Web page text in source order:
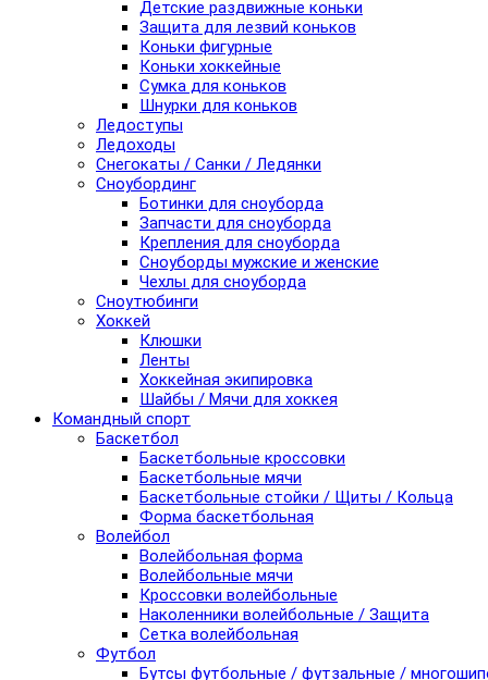
Детские раздвижные коньки
Защита для лезвий коньков
Коньки фигурные
Коньки хоккейные
Сумка для коньков
Шнурки для коньков
Ледоступы
Ледоходы
Снегокаты / Санки / Ледянки
Сноубординг
Ботинки для сноуборда
Запчасти для сноуборда
Крепления для сноуборда
Сноуборды мужские и женские
Чехлы для сноуборда
Сноутюбинги
Хоккей
Клюшки
Ленты
Хоккейная экипировка
Шайбы / Мячи для хоккея
Командный спорт
Баскетбол
Баскетбольные кроссовки
Баскетбольные мячи
Баскетбольные стойки / Щиты / Кольца
Форма баскетбольная
Волейбол
Волейбольная форма
Волейбольные мячи
Кроссовки волейбольные
Наколенники волейбольные / Защита
Сетка волейбольная
Футбол
Бутсы футбольные / футзальные /